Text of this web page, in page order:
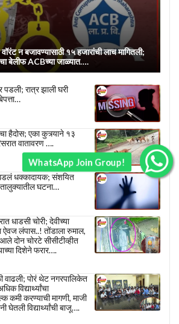
न बजावण्यासाठी १५ हजारांची लाच मागितली;
बेलीफ ACBच्या जाळ्यात….
पडली; रात्र झाली घरी
हैदोस; एका कुत्र्याने १३
वातावरण ….
धक्कादायक; संशयित
घटना…
धाडसी चोरी; देवीच्या
ऐवज लंपास..! तोंडाला रुमाल,
दोन चोरटे सीसीटीव्हीत
दिशेने फरार….
वाढली; पोरं थेट नगरपालिकेत
विद्यार्थ्यांचा
कमी करण्याची मागणी, माजी
विद्यार्थ्यांची बाजू….
WhatsApp Join Group!